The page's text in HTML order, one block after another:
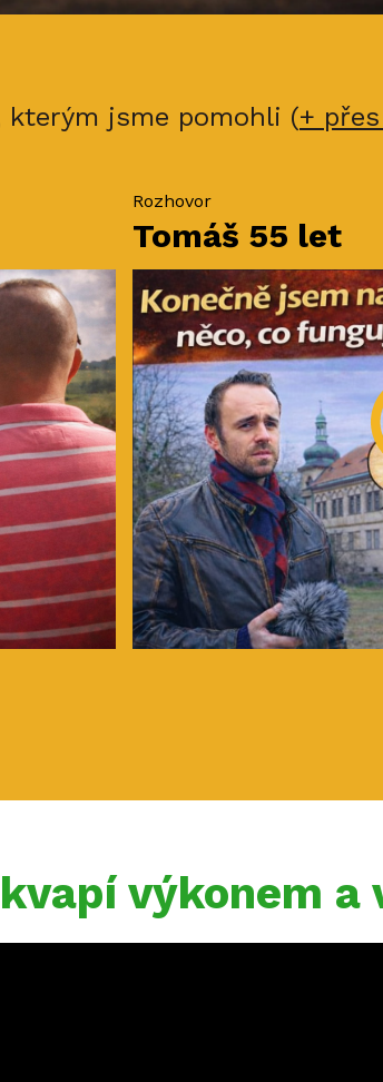
kterým jsme pomohli (+
Rozhovor
Tomáš 55 let
výkonem a